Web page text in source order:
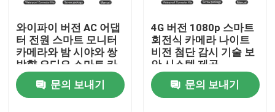
공장 여행
품질 관리
연락주세요
와이파이 버전 AC 어댑
터 전원 스마트 모니터
카메라와 밤 시야와 쌍
방향 오디오 스마트 카
메라
문의 보내기
4G 버전 1080p 스마트
회전식 카메라 나이트
비전 첨단 감시 기술 보
안 시스템 제공
문의 보내기